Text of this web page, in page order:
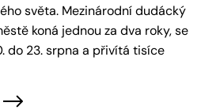
světa. Mezinárodní dudácký
koná jednou za dva roky, se
do 23. srpna a přivítá tisíce